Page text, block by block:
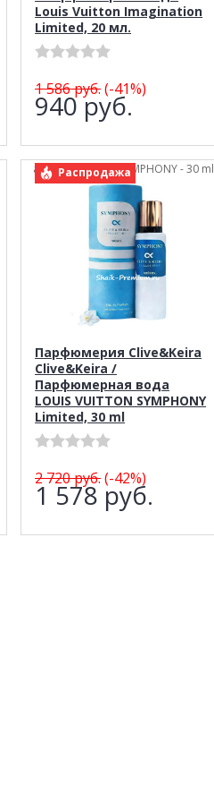
Louis Vuitton Imagination
Limited, 20 мл.
1 586руб.(-41%)
940руб.
Распродажа
арт.: Clive&Keira SYMPHONY - 30 ml
Парфюмерия Clive&Keira
Clive&Keira /
Парфюмерная вода
LOUIS VUITTON SYMPHONY
Limited, 30 ml
2 720руб.(-42%)
1 578 руб.